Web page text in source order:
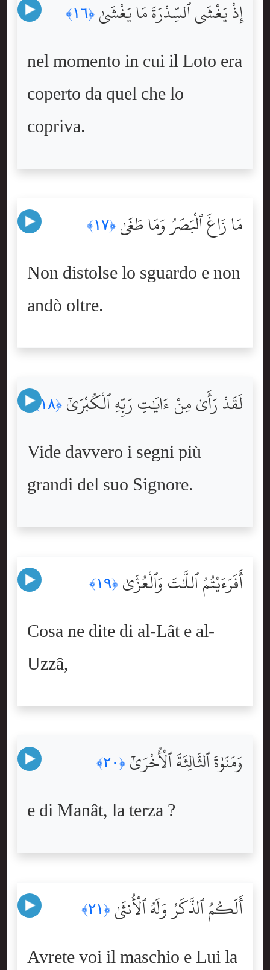
إِذْ يَغْشَى ٱلسِّدْرَةَ مَا يَغْشَىٰ ﴿١٦﴾
nel momento in cui il Loto era
coperto da quel che lo
copriva.
مَا زَاغَ ٱلْبَصَرُ وَمَا طَغَىٰ ﴿١٧﴾
Non distolse lo sguardo e non
andò oltre.
لَقَدْ رَأَىٰ مِنْ ءَايَٰتِ رَبِّهِ ٱلْكُبْرَىٰٓ ﴿١٨﴾
Vide davvero i segni più
grandi del suo Signore.
أَفَرَءَيْتُمُ ٱللَّٰتَ وَٱلْعُزَّىٰ ﴿١٩﴾
Cosa ne dite di al-Lât e al-
Uzzâ,
وَمَنَوٰةَ ٱلثَّالِثَةَ ٱلْأُخْرَىٰٓ ﴿٢٠﴾
e di Manât, la terza ?
أَلَكُمُ ٱلذَّكَرُ وَلَهُ ٱلْأُنثَىٰ ﴿٢١﴾
Avrete voi il maschio e Lui la